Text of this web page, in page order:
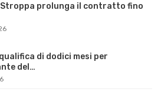
Stroppa prolunga il contratto fino
di dodici mesi per
del…